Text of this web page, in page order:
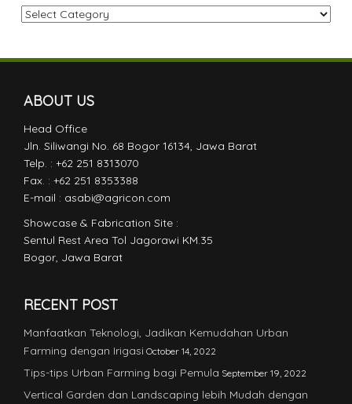
Categories
ABOUT US
Head Office
Jln. Siliwangi No. 68 Bogor 16134, Jawa Barat
Telp. : +62 251 8313070
Fax. : +62 251 8353388
E-mail : asabi@agricon.com
Showcase & Fabrication Site :
Sentul Rest Area Tol Jagorawi KM.35
Bogor, Jawa Barat
RECENT POST
Manfaatkan Teknologi, Jadikan Kemudahan Urban
Farming dengan Irigasi October 14, 2022
Tips-tips Urban Farming bagi Pemula September 19, 2022
Vertical Garden dan Landscaping lebih Mudah dengan